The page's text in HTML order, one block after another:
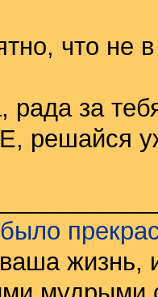
что не
рада за
решайся
жизнь,